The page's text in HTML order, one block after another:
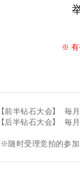
※ 有
【前半钻石大会】 毎
【后半钻石大会】 毎
※随时受理竞拍的参加